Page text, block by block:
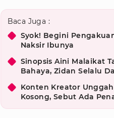
Baca Juga :
Syok! Begini
Naksir Ibunya
Sinopsis Aini Malaikat
Bahaya, Zidan Selalu
Konten Kreator
Kosong, Sebut Ada